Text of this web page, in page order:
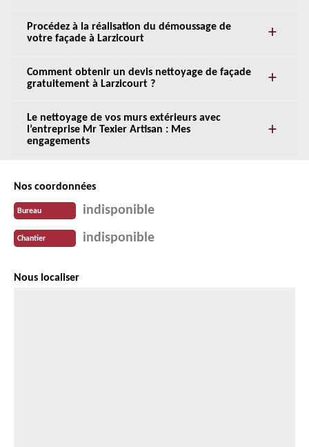
Procédez à la réalisation du démoussage de
votre façade à Larzicourt
Comment obtenir un devis nettoyage de façade
gratuitement à Larzicourt ?
Le nettoyage de vos murs extérieurs avec
l’entreprise Mr Texier Artisan : Mes
engagements
Nos coordonnées
Bureau indisponible
Chantier indisponible
Nous localiser